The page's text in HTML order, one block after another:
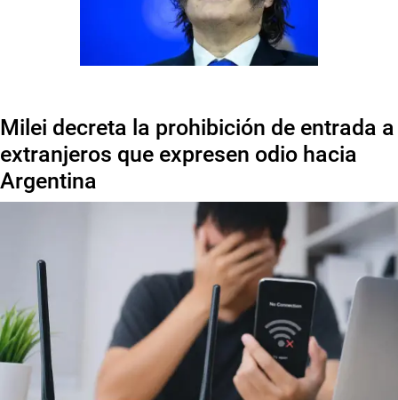
Milei decreta la prohibición de entrada a
extranjeros que expresen odio hacia
Argentina